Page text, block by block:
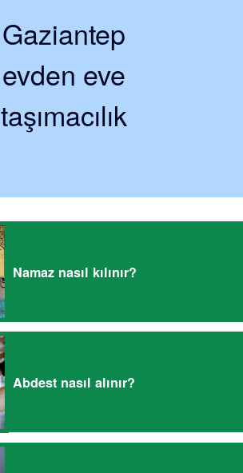
Gaziantep
evden eve
taşımacılık
Namaz nasıl kılınır?
Abdest nasıl alınır?